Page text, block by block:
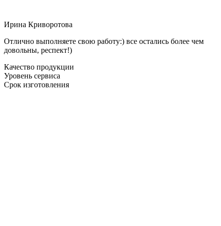
Ирина Криворотова
Отлично выполняете свою работу:) все остались более чем
довольны, респект!)
Качество продукции
Уровень сервиса
Срок изготовления